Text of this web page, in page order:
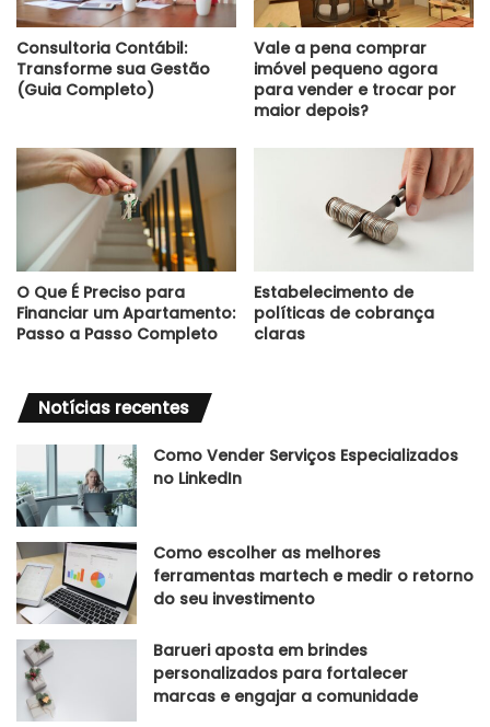
Consultoria Contábil:
Transforme sua Gestão
(Guia Completo)
Vale a pena comprar
imóvel pequeno agora
para vender e trocar por
maior depois?
O Que É Preciso para
Financiar um Apartamento:
Passo a Passo Completo
Estabelecimento de
políticas de cobrança
claras
Notícias recentes
Como Vender Serviços Especializados
no LinkedIn
Como escolher as melhores
ferramentas martech e medir o retorno
do seu investimento
Barueri aposta em brindes
personalizados para fortalecer
marcas e engajar a comunidade